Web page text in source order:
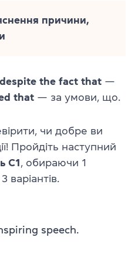
причини,
despite the fact that —
that — за умови, що.
чи добре ви
Пройдіть наступний
С1
, обираючи 1
варіантів.
speech.